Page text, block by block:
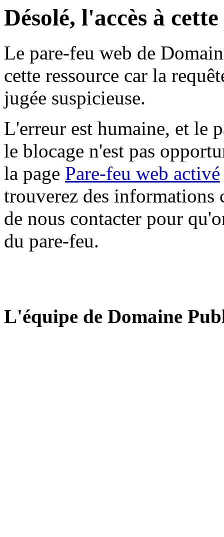
Désolé, l'accès à
Le pare-feu web de
cette ressource car la
jugée suspicieuse.
L'erreur est humaine, et le
le blocage n'est pas
la page Pare-feu web activé
trouverez des informations
de nous contacter pour
du pare-feu.
L'équipe de Domaine